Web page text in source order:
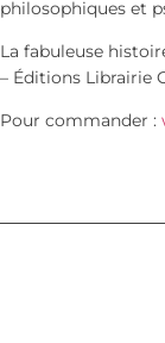
philosophiques et
La fabuleuse
– Éditions Librairie
Pour commander :